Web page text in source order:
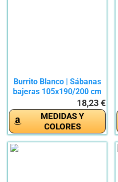
Burrito Blanco | Sábanas
bajeras 105x190/200 cm
18,23 €
MEDIDAS Y
COLORES